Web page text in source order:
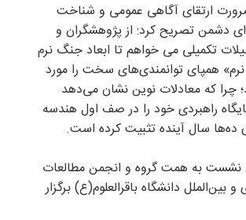
ارتقای آگاهی عمومی و شناخت
دشمن تصریح کرد: از پژوهشگران و
تکمیلی می خواهم تا ابعاد جنگ نرم
همپای توانمندی‌های سخت را مورد
چرا که معادلات نوین نشان می‌دهد
راهبردی خود را در صف اول هندسه
ده‌ها سال آینده تثبیت کرده است.
نشست به همت گروه و انجمن مطالعات
بین‌الملل دانشگاه باقرالعلوم(ع) برگزار